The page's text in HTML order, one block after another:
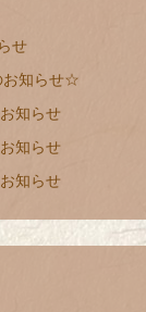
せ
お知らせ☆
知らせ
知らせ
知らせ